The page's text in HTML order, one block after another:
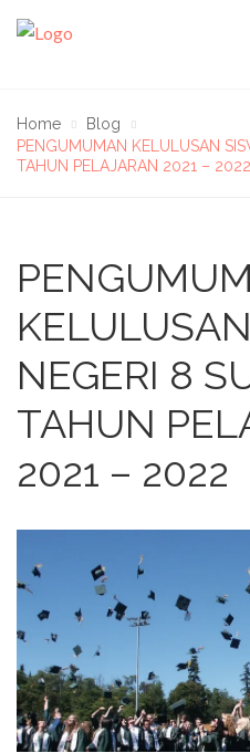
Home
Blog
PENGUMUMAN KELULUSAN
TAHUN PELAJARAN 2021 – 2022
NEGERI 8
TAHUN
2021 – 2022